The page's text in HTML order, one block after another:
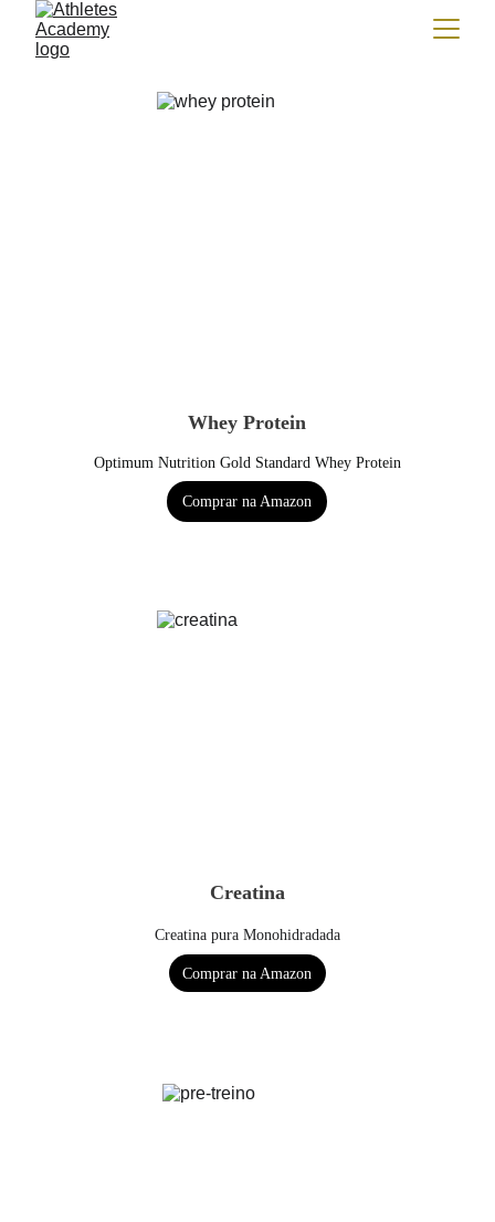
Whey Protein
Optimum Nutrition Gold Standard Whey Protein
Comprar na Amazon
Comprar na Amazon
Creatina
Creatina pura Monohidradada